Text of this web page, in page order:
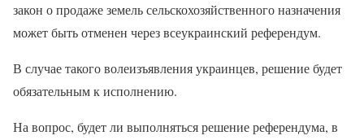
закон о продаже земель сельскохозяйственного назначения
может быть отменен через всеукраинский референдум.
В случае такого волеизъявления украинцев, решение будет
обязательным к исполнению.
На вопрос, будет ли выполняться решение референдума, в